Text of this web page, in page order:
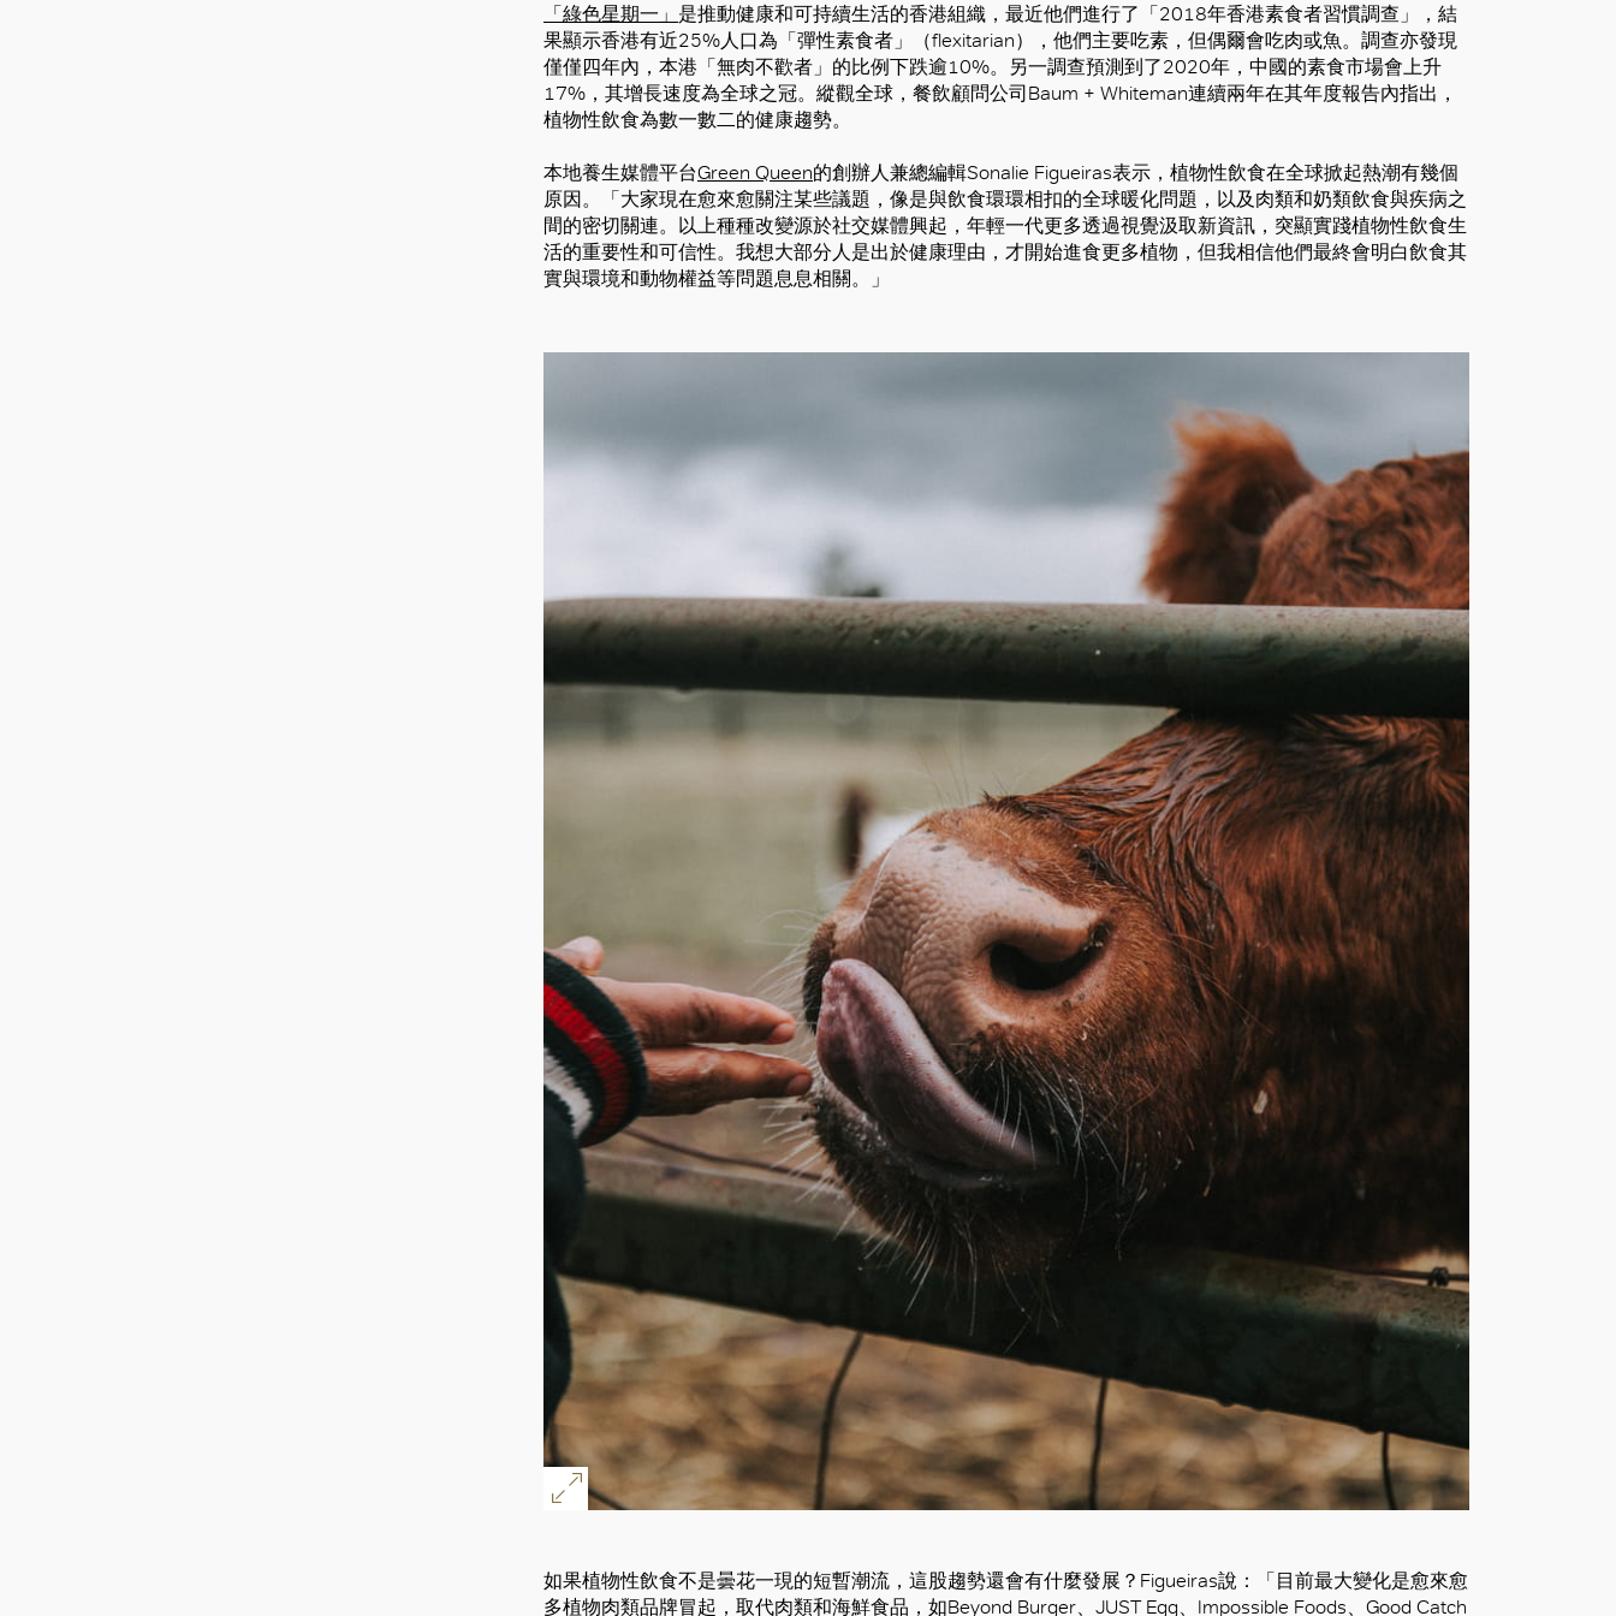
「綠色星期一」 是推動健康和可持續生活的香港組織，最近他們進行了「2018年香港素食者習慣調查」，結
果顯示香港有近25%人口為「彈性素食者」（flexitarian），他們主要吃素，但偶爾會吃肉或魚。調查亦發現
僅僅四年內，本港「無肉不歡者」的比例下跌逾10%。另一調查預測到了2020年，中國的素食市場會上升
17%，其增長速度為全球之冠。縱觀全球，餐飲顧問公司Baum + Whiteman連續兩年在其年度報告內指出，
植物性飲食為數一數二的健康趨勢。
本地養生媒體平台Green Queen的創辦人兼總編輯Sonalie Figueiras表示，植物性飲食在全球掀起熱潮有幾個
原因。「大家現在愈來愈關注某些議題，像是與飲食環環相扣的全球暖化問題，以及肉類和奶類飲食與疾病之
間的密切關連。以上種種改變源於社交媒體興起，年輕一代更多透過視覺汲取新資訊，突顯實踐植物性飲食生
活的重要性和可信性。我想大部分人是出於健康理由，才開始進食更多植物，但我相信他們最終會明白飲食其
實與環境和動物權益等問題息息相關。」
如果植物性飲食不是曇花一現的短暫潮流，這股趨勢還會有什麼發展？Figueiras說：「目前最大變化是愈來愈
多植物肉類品牌冒起，取代肉類和海鮮食品，如Beyond Burger、JUST Egg、Impossible Foods、Good Catch